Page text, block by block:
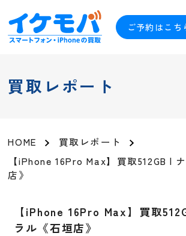
ご予約はこち
買取レポート
HOME
買取レポート
【iPhone 16Pro Max】買取512GB |
店》
【iPhone 16Pro Max】買取
ラル《石垣店》